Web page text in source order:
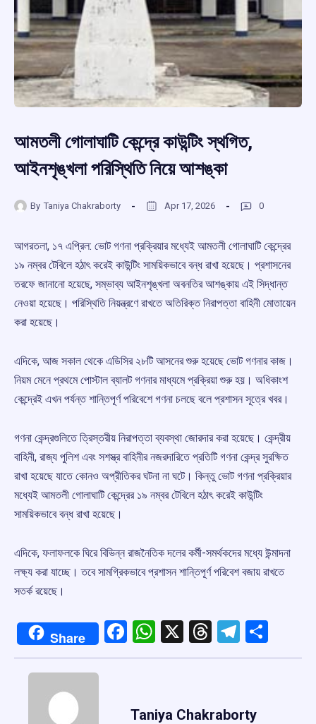
আমতলী গোলাঘাটি কেন্দ্রে কাউন্টিং স্থগিত,
আইনশৃঙ্খলা পরিস্থিতি নিয়ে আশঙ্কা
By Taniya Chakraborty Apr 17, 2026 0
আগরতলা, ১৭ এপ্রিল: ভোট গণনা প্রক্রিয়ার মধ্যেই আমতলী গোলাঘাটি কেন্দ্রের
১৯ নম্বর টেবিলে হঠাৎ করেই কাউন্টিং সাময়িকভাবে বন্ধ রাখা হয়েছে। প্রশাসনের
তরফে জানানো হয়েছে, সম্ভাব্য আইনশৃঙ্খলা অবনতির আশঙ্কায় এই সিদ্ধান্ত
নেওয়া হয়েছে। পরিস্থিতি নিয়ন্ত্রণে রাখতে অতিরিক্ত নিরাপত্তা বাহিনী মোতায়েন
করা হয়েছে।
এদিকে, আজ সকাল থেকে এডিসির ২৮টি আসনের শুরু হয়েছে ভোট গণনার কাজ।
নিয়ম মেনে প্রথমে পোস্টাল ব্যালট গণনার মাধ্যমে প্রক্রিয়া শুরু হয়। অধিকাংশ
কেন্দ্রেই এখন পর্যন্ত শান্তিপূর্ণ পরিবেশে গণনা চলছে বলে প্রশাসন সূত্রে খবর।
গণনা কেন্দ্রগুলিতে ত্রিস্তরীয় নিরাপত্তা ব্যবস্থা জোরদার করা হয়েছে। কেন্দ্রীয়
বাহিনী, রাজ্য পুলিশ এবং সশস্ত্র বাহিনীর নজরদারিতে প্রতিটি গণনা কেন্দ্র সুরক্ষিত
রাখা হয়েছে যাতে কোনও অপ্রীতিকর ঘটনা না ঘটে। কিন্তু ভোট গণনা প্রক্রিয়ার
মধ্যেই আমতলী গোলাঘাটি কেন্দ্রের ১৯ নম্বর টেবিলে হঠাৎ করেই কাউন্টিং
সাময়িকভাবে বন্ধ রাখা হয়েছে।
এদিকে, ফলাফলকে ঘিরে বিভিন্ন রাজনৈতিক দলের কর্মী-সমর্থকদের মধ্যে উন্মাদনা
লক্ষ্য করা যাচ্ছে। তবে সামগ্রিকভাবে প্রশাসন শান্তিপূর্ণ পরিবেশ বজায় রাখতে
সতর্ক রয়েছে।
Share Facebook
WhatsApp
X Threads
Taniya Chakraborty